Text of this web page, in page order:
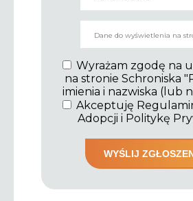
Wyrażam zgodę na
na stronie Schroniska
imienia i nazwiska (lub
Akceptuję
Adopcji i Politykę